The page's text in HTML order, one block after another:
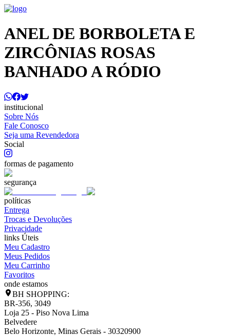
ANEL DE BORBOLETA E
ZIRCÔNIAS ROSAS
BANHADO A RÓDIO
institucional
Sobre Nós
Fale Conosco
Seja uma Revendedora
Social
formas de pagamento
segurança
políticas
Entrega
Trocas e Devoluções
Privacidade
links Úteis
Meu Cadastro
Meus Pedidos
Meu Carrinho
Favoritos
onde estamos
BH SHOPPING:
BR-356, 3049
Loja 25 - Piso Nova Lima
Belvedere
Belo Horizonte, Minas Gerais - 30320900